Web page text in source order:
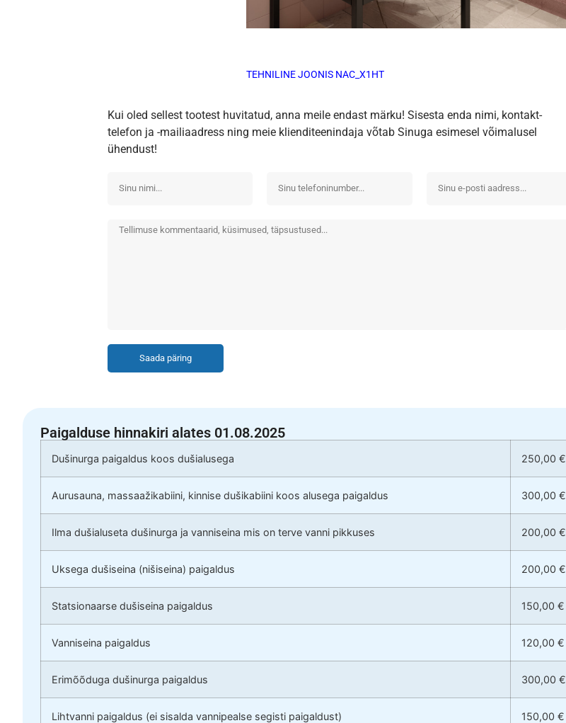
TEHNILINE JOONIS NAC_X1HT
Kui oled sellest tootest huvitatud, anna meile endast märku! Sisesta enda nimi, kontakt-
telefon ja -mailiaadress ning meie klienditeenindaja võtab Sinuga esimesel võimalusel
ühendust!
Saada päring
Paigalduse hinnakiri alates 01.08.2025
Dušinurga paigaldus koos dušialusega 250,00 €
Aurusauna, massaažikabiini, kinnise dušikabiini koos alusega paigaldus 300,00 €
Ilma dušialuseta dušinurga ja vanniseina mis on terve vanni pikkuses 200,00 €
Uksega dušiseina (nišiseina) paigaldus 200,00 €
Statsionaarse dušiseina paigaldus 150,00 €
Vanniseina paigaldus 120,00 €
Erimõõduga dušinurga paigaldus 300,00 €
Lihtvanni paigaldus (ei sisalda vannipealse segisti paigaldust) 150,00 €